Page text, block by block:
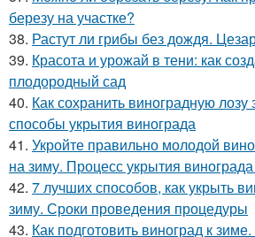
березу на участке?
38. Растут ли грибы без дождя.
39. Красота и урожай в тени: как
плодородный сад
40. Как сохранить виноградную
способы укрытия винограда
41. Укройте правильно молодой
на зиму. Процесс укрытия
42. 7 лучших способов, как укрыть
зиму. Сроки проведения процедуры
43. Как подготовить виноград к